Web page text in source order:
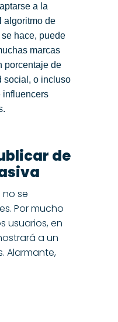
a la
algoritmo de
se hace, puede
marcas
porcentaje de
social, o incluso
influencers
de
se
Por mucho
usuarios, en
a un
Alarmante,